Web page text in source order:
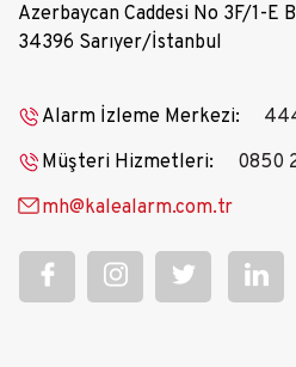
Azerbaycan Caddesi No 3F/1-E
34396 Sarıyer/İstanbul
Alarm İzleme Merkezi:
Müşteri Hizmetleri:
0850
mh@kalealarm.com.tr